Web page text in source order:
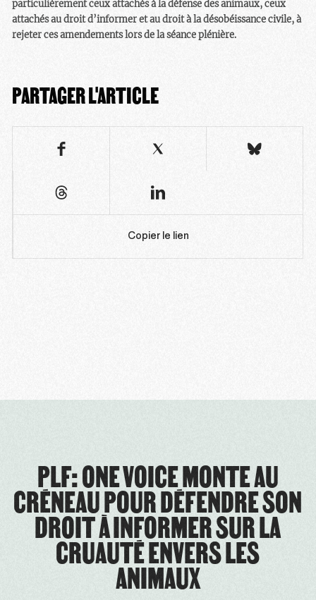
particulièrement ceux attachés à la défense des animaux, ceux
attachés au droit d’informer et au droit à la désobéissance civile, à
rejeter ces amendements lors de la séance plénière.
PARTAGER L'ARTICLE
Copier le lien
PLF: ONE VOICE MONTE AU
CRÉNEAU POUR DÉFENDRE SON
DROIT À INFORMER SUR LA
CRUAUTÉ ENVERS LES
ANIMAUX